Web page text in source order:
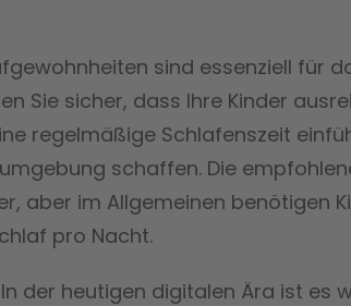
sind essenziell für
Sie sicher, dass Ihre Kinder
regelmäßige Schlafenszeit
schaffen. Die
aber im Allgemeinen benötigen
pro Nacht.
der heutigen digitalen Ära ist es